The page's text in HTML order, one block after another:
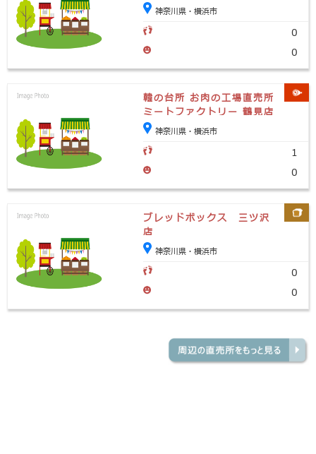
神奈川県・横浜市
0
0
韓の台所 お肉の工場直売所
ミートファクトリー 鶴見店
神奈川県・横浜市
1
0
ブレッドボックス 三ツ沢
店
神奈川県・横浜市
0
0